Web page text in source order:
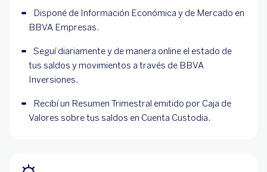
Disponé de Información Económica y de Mercado en
BBVA Empresas.
Seguí diariamente y de manera online el estado de
tus saldos y movimientos a través de BBVA
Inversiones.
Recibí un Resumen Trimestral emitido por Caja de
Valores sobre tus saldos en Cuenta Custodia.